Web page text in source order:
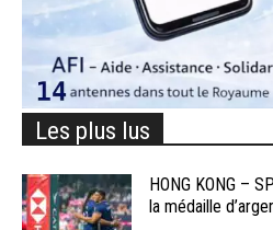
Les plus lus
HONG KONG –
la médaille